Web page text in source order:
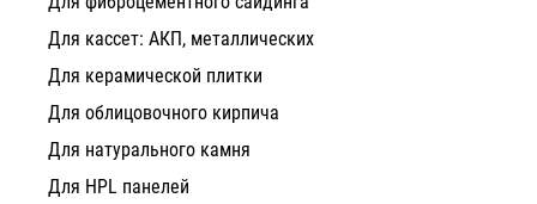
Для кассет: АКП, металлических
Для керамической плитки
Для облицовочного кирпича
Для натурального камня
Для HPL панелей